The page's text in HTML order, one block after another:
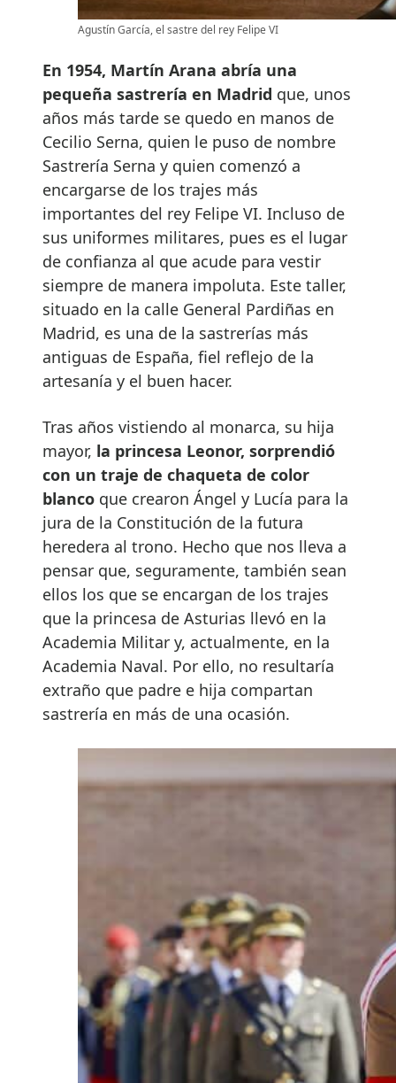
Agustín García, el sastre del rey Felipe VI
En 1954, Martín Arana abría una
pequeña sastrería en Madrid que, unos
años más tarde se quedo en manos de
Cecilio Serna, quien le puso de nombre
Sastrería Serna y quien comenzó a
encargarse de los trajes más
importantes del rey Felipe VI. Incluso de
sus uniformes militares, pues es el lugar
de confianza al que acude para vestir
siempre de manera impoluta. Este taller,
situado en la calle General Pardiñas en
Madrid, es una de la sastrerías más
antiguas de España, fiel reflejo de la
artesanía y el buen hacer.
Tras años vistiendo al monarca, su hija
mayor, la princesa Leonor, sorprendió
con un traje de chaqueta de color
blanco que crearon Ángel y Lucía para la
jura de la Constitución de la futura
heredera al trono. Hecho que nos lleva a
pensar que, seguramente, también sean
ellos los que se encargan de los trajes
que la princesa de Asturias llevó en la
Academia Militar y, actualmente, en la
Academia Naval. Por ello, no resultaría
extraño que padre e hija compartan
sastrería en más de una ocasión.